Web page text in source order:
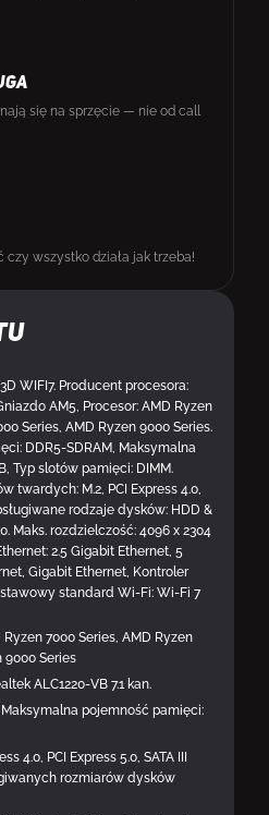
WIFI7. Producent procesora:
AM5, Procesor: AMD Ryzen
Series, AMD Ryzen 9000 Series.
DDR5-SDRAM, Maksymalna
Typ slotów pamięci: DIMM.
twardych: M.2, PCI Express 4.0,
rodzaje dysków: HDD &
Maks. rozdzielczość: 4096 x 2304
2.5 Gigabit Ethernet, 5
Gigabit Ethernet, Kontroler
standard Wi-Fi: Wi-Fi 7
7000 Series, AMD Ryzen
9000 Series
ALC1220-VB 7.1 kan.
Maksymalna pojemność pamięci:
4.0, PCI Express 5.0, SATA III
rozmiarów dysków
się na sprzęcie — nie od call
czy wszystko działa jak trzeba!